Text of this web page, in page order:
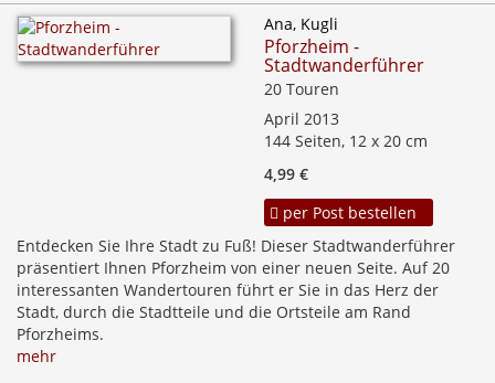
Ana, Kugli
Pforzheim -
Stadtwanderführer
20 Touren
April 2013
144 Seiten, 12 x 20 cm
4,99 €
per Post bestellen
Entdecken Sie Ihre Stadt zu Fuß! Dieser Stadtwanderführer
präsentiert Ihnen Pforzheim von einer neuen Seite. Auf 20
interessanten Wandertouren führt er Sie in das Herz der
Stadt, durch die Stadtteile und die Ortsteile am Rand
Pforzheims.
mehr